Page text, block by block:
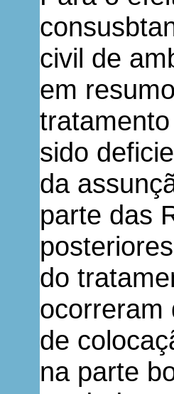
civil de
em
sido
da
parte das
do
ocorreram
de
na parte